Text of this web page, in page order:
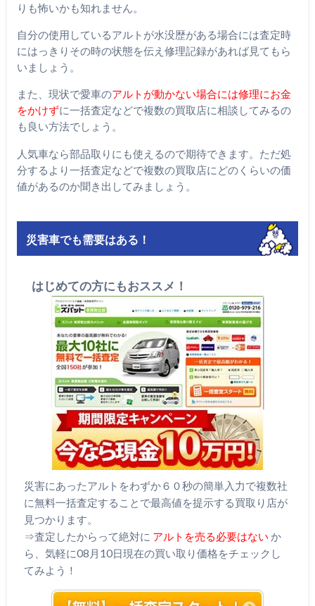
りも怖いかも知れません。
自分の使用しているアルトが水没歴がある場合には査定時
にはっきりその時の状態を伝え修理記録があれば見てもら
いましょう。
また、現状で愛車のアルトが動かない場合には修理にお金
をかけずに一括査定などで複数の買取店に相談してみるの
も良い方法でしょう。
人気車なら部品取りにも使えるので期待できます。ただ処
分するより一括査定などで複数の買取店にどのくらいの価
値があるのか聞き出してみましょう。
災害車でも需要はある！
はじめての方にもおススメ！
災害にあったアルトをわずか６０秒の簡単入力で複数社
に無料一括査定することで最高値を提示する買取り店が
見つかります。
⇒査定したからって絶対に アルトを売る必要はない か
ら、気軽に08月10日現在の買い取り価格をチェックし
てみよう！